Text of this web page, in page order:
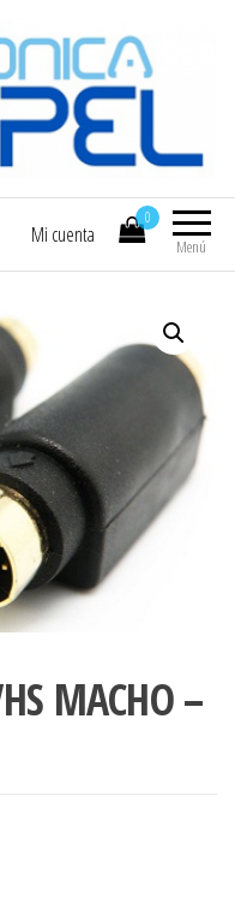
COMPEL
Menú
0
Mi cuenta
MACHO –